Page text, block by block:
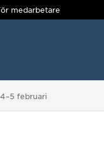
medarbetare
februari